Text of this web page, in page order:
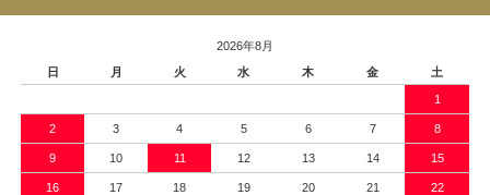
2026年8月
日
月 火 水 木 金 土
1
2 3 4 5 6 7 8
9 10 11 12 13 14 15
16 17 18 19 20 21 22